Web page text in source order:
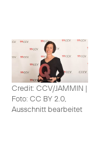
Credit: CCV/JAMMIN |
Foto: CC BY 2.0,
Ausschnitt bearbeitet